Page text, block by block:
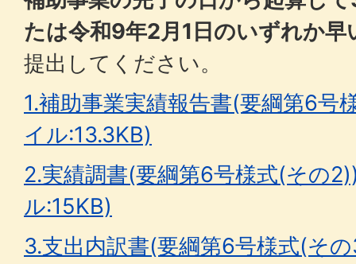
たは令和9年2月1日のいずれか早
提出してください。
1.補助事業実績報告書(要綱第6号
イル:13.3KB)
2.実績調書(要綱第6号様式(その
ル:15KB)
3.支出内訳書(要綱第6号様式(そ